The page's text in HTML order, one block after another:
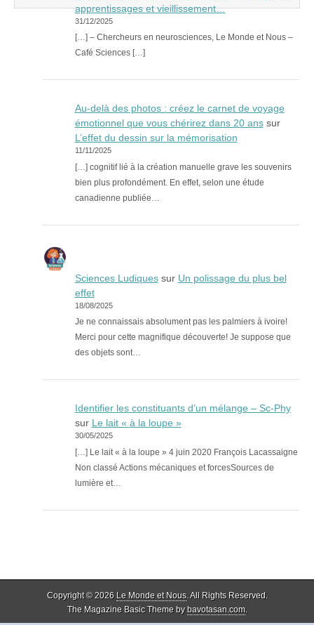
apprentissages et vieillissement…
31/12/2025
[…] – Chercheurs en neurosciences, Le Monde et Nous –
Café Sciences […]
Au-delà des photos : créez le carnet de voyage
émotionnel que vous chérirez dans 20 anssur
L’effet du dessin sur la mémorisation
11/11/2025
[…] cognitif lié à la création manuelle grave les souvenirs
bien plus profondément. En effet, selon une étude
canadienne publiée…
Sciences Ludiquessur Un polissage du plus bel
effet
18/08/2025
Je ne connaissais absolument pas les palmiers à ivoire!
Merci pour cette magnifique découverte! Je suppose que
des objets sont…
Identifier les constituants d’un mélange – Sc-Phy
sur Le lait « à la loupe »
30/05/2025
[…] Le lait « à la loupe » 4 juin 2020 François Lacassaigne
Non classé Actions mécaniques et forcesSources de
lumière et…
Copyright © 2026 Le Monde et Nous. All Rights Reserved.
The Magazine Basic Theme bybavotasan.com.